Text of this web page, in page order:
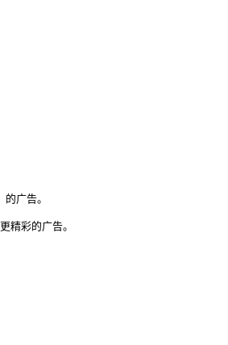
广告。
精彩的广告。